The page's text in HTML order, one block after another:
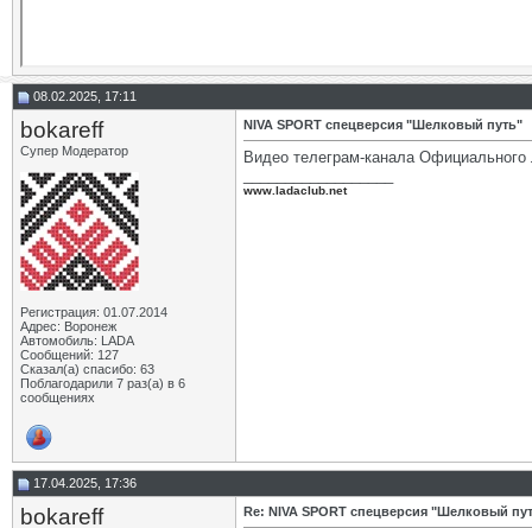
08.02.2025, 17:11
bokareff
Супер Модератор
Регистрация: 01.07.2014
Адрес: Воронеж
Автомобиль: LADA
Сообщений: 127
Сказал(а) спасибо: 63
Поблагодарили 7 раз(а) в 6
сообщениях
NIVA SPORT спецверсия "Шелковый путь"
Видео телеграм-канала
www.ladaclub.net
17.04.2025, 17:36
bokareff Re: NIVA SPORT спецверсия "Шелковый